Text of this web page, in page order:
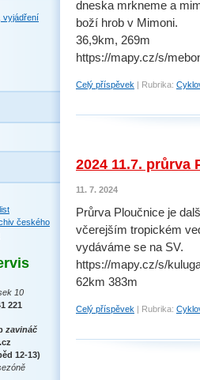
dneska mrkneme a
boží hrob v Mimoni.
36,9km, 269m
https://mapy.cz/s/
Celý příspěvek | Rubrika:
2024 11.7. průrva
11. 7. 2024
Průrva Ploučnice je
včerejším tropickém
vydáváme se na SV.
https://mapy.cz/s/
62km 383m
Celý příspěvek | Rubrika:
vyjádření
10
221
zavináč
12-13)